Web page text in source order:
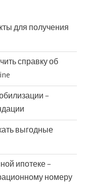
для получения
справку об
–
выгодные
ипотеке –
номеру